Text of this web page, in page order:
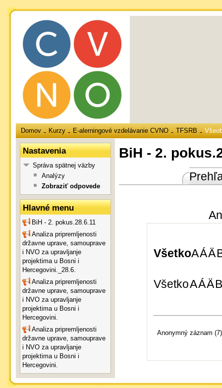
Domov → Kurzy → E-alerningové vzdelávanie CVNO → TFSRB →
BiH - 2.
VšetkoAÁÄ
VšetkoAÁÄB
Anonymný záznam (7)
Nastavenia
Správa spätnej väzby
Analýzy
Zobraziť odpovede
Hlavné menu
BiH - 2. pokus.28.6.11
Analiza pripremljenosti
državne uprave, samouprave
i NVO za upravljanje
projektima u Bosni i
Hercegovini._28.6.
Analiza pripremljenosti
državne uprave, samouprave
i NVO za upravljanje
projektima u Bosni i
Hercegovini.
Analiza pripremljenosti
državne uprave, samouprave
i NVO za upravljanje
projektima u Bosni i
Hercegovini.